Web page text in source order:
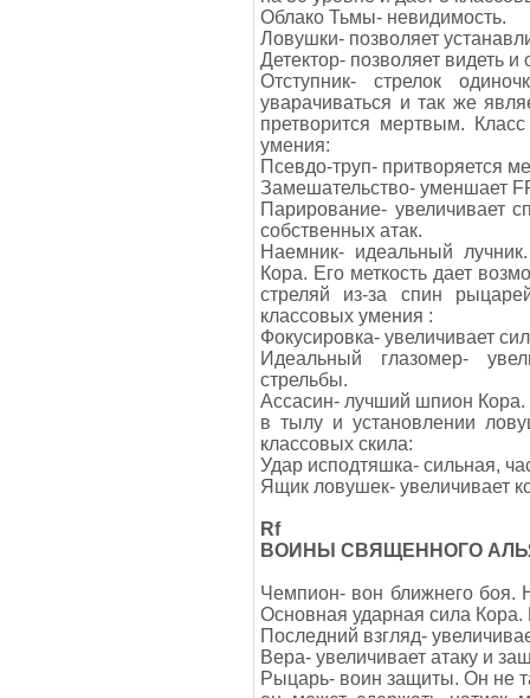
Облако Тьмы- невидимость.
Ловушки- позволяет
Детектор- позволяет видеть
Отступник- стрелок
уварачиваться и так же
претворится мертвым.
умения:
Псевдо-труп- притворяется
Замешательство- уменшает
Парирование- увеличивает
собственных атак.
Наемник- идеальный
Кора. Его меткость дает
стреляй из-за спин
классовых умения :
Фокусировка- увеличивает
Идеальный глазомер-
стрельбы.
Ассасин- лучший шпион Кора.
в тылу и установлении
классовых скила:
Удар исподтяшка- сильная,
Ящик ловушек- увеличивает
Rf
ВОИНЫ СВЯЩЕННОГО
Чемпион- вон ближнего боя.
Основная ударная сила Кора.
Последний взгляд-
Вера- увеличивает атаку и
Рыцарь- воин защиты. Он не